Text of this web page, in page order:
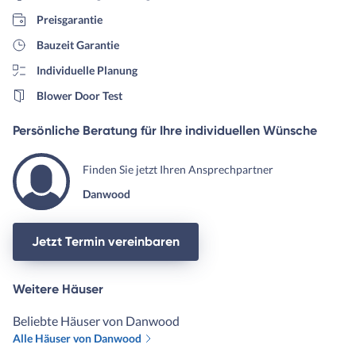
Preisgarantie
Bauzeit Garantie
Individuelle Planung
Blower Door Test
Persönliche Beratung für Ihre individuellen Wünsche
Finden Sie jetzt Ihren Ansprechpartner
Danwood
Jetzt Termin vereinbaren
Weitere Häuser
Beliebte Häuser von Danwood
Alle Häuser von Danwood